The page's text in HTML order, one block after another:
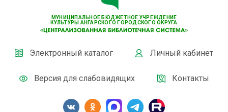
МУНИЦИПАЛЬНОЕ БЮДЖЕТНОЕ УЧРЕЖДЕНИЕ
КУЛЬТУРЫ АНГАРСКОГО ГОРОДСКОГО ОКРУГА
Электронный каталог Личный кабинет
Версия для слабовидящих Контакты